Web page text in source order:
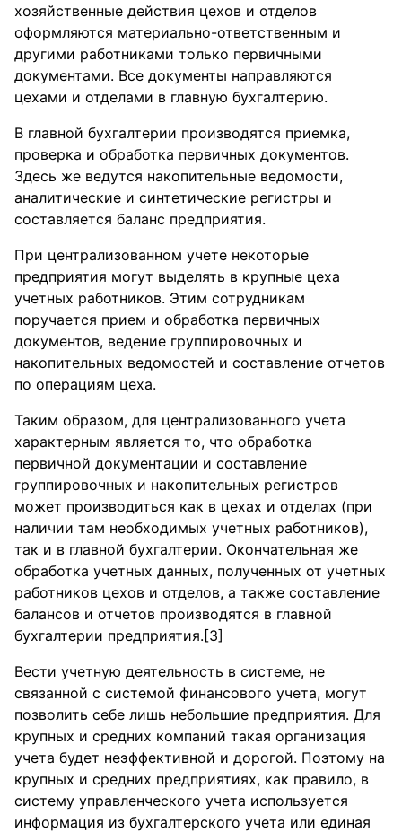
хозяйственные действия цехов и отделов
оформляются материально-ответственным и
другими работниками только первичными
документами. Все документы направляются
цехами и отделами в главную бухгалтерию.
В главной бухгалтерии производятся приемка,
проверка и обработка первичных документов.
Здесь же ведутся накопительные ведомости,
аналитические и синтетические регистры и
составляется баланс предприятия.
При централизованном учете некоторые
предприятия могут выделять в крупные цеха
учетных работников. Этим сотрудникам
поручается прием и обработка первичных
документов, ведение группировочных и
накопительных ведомостей и составление отчетов
по операциям цеха.
Таким образом, для централизованного учета
характерным является то, что обработка
первичной документации и составление
группировочных и накопительных регистров
может производиться как в цехах и отделах (при
наличии там необходимых учетных работников),
так и в главной бухгалтерии. Окончательная же
обработка учетных данных, полученных от учетных
работников цехов и отделов, а также составление
балансов и отчетов производятся в главной
бухгалтерии предприятия.[3]
Вести учетную деятельность в системе, не
связанной с системой финансового учета, могут
позволить себе лишь небольшие предприятия. Для
крупных и средних компаний такая организация
учета будет неэффективной и дорогой. Поэтому на
крупных и средних предприятиях, как правило, в
систему управленческого учета используется
информация из бухгалтерского учета или единая